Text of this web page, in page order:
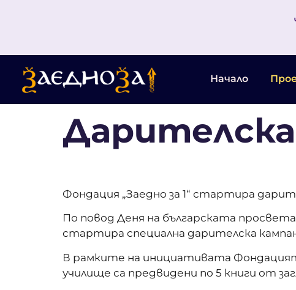
Начало
Фондация „Заедно за 1“ стартира
По повод Деня на българската
стартира специална дарителска
В рамките на инициативата
училище са предвидени по 5 книги от